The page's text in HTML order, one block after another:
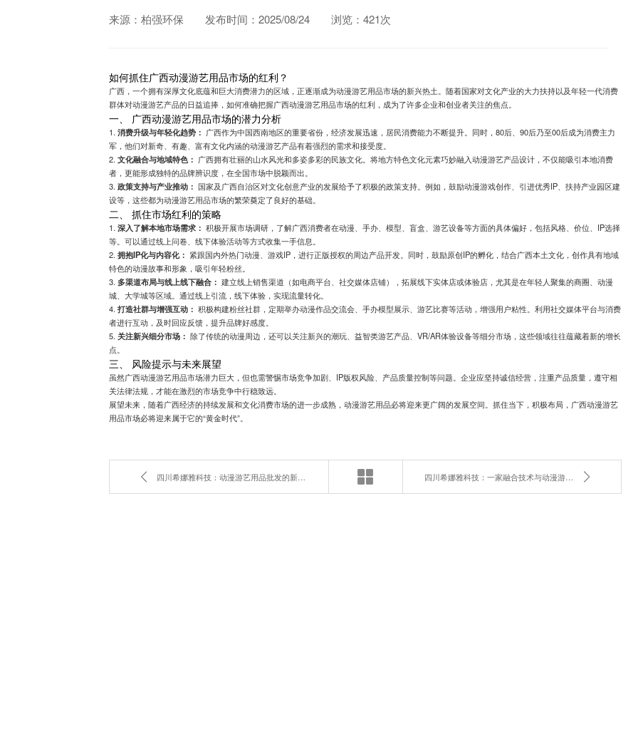
来源：柏强环保 发布时间：2025/08/24 浏览：421次
如何抓住广西动漫游艺用品市场的红利？
广西，一个拥有深厚文化底蕴和巨大消费潜力的区域，正逐渐成为动漫游艺用品市场的新兴热土。随着国家对文化产业的大力扶持以及年轻一代消费
群体对动漫游艺产品的日益追捧，如何准确把握广西动漫游艺用品市场的红利，成为了许多企业和创业者关注的焦点。
一、 广西动漫游艺用品市场的潜力分析
1.消费升级与年轻化趋势： 广西作为中国西南地区的重要省份，经济发展迅速，居民消费能力不断提升。同时，80后、90后乃至00后成为消费主力
军，他们对新奇、有趣、富有文化内涵的动漫游艺产品有着强烈的需求和接受度。
2.文化融合与地域特色： 广西拥有壮丽的山水风光和多姿多彩的民族文化。将地方特色文化元素巧妙融入动漫游艺产品设计，不仅能吸引本地消费
者，更能形成独特的品牌辨识度，在全国市场中脱颖而出。
3.政策支持与产业推动： 国家及广西自治区对文化创意产业的发展给予了积极的政策支持。例如，鼓励动漫游戏创作、引进优秀IP、扶持产业园区建
设等，这些都为动漫游艺用品市场的繁荣奠定了良好的基础。
二、 抓住市场红利的策略
1.深入了解本地市场需求： 积极开展市场调研，了解广西消费者在动漫、手办、模型、盲盒、游艺设备等方面的具体偏好，包括风格、价位、IP选择
等。可以通过线上问卷、线下体验活动等方式收集一手信息。
2.拥抱IP化与内容化： 紧跟国内外热门动漫、游戏IP，进行正版授权的周边产品开发。同时，鼓励原创IP的孵化，结合广西本土文化，创作具有地域
特色的动漫故事和形象，吸引年轻粉丝。
3. 多渠道布局与线上线下融合： 建立线上销售渠道（如电商平台、社交媒体店铺），拓展线下实体店或体验店，尤其是在年轻人聚集的商圈、动漫
城、大学城等区域。通过线上引流，线下体验，实现流量转化。
4.打造社群与增强互动： 积极构建粉丝社群，定期举办动漫作品交流会、手办模型展示、游艺比赛等活动，增强用户粘性。利用社交媒体平台与消费
者进行互动，及时回应反馈，提升品牌好感度。
5. 关注新兴细分市场： 除了传统的动漫周边，还可以关注新兴的潮玩、益智类游艺产品、VR/AR体验设备等细分市场，这些领域往往蕴藏着新的增长
点。
三、 风险提示与未来展望
虽然广西动漫游艺用品市场潜力巨大，但也需警惕市场竞争加剧、IP版权风险、产品质量控制等问题。企业应坚持诚信经营，注重产品质量，遵守相
关法律法规，才能在激烈的市场竞争中行稳致远。
展望未来，随着广西经济的持续发展和文化消费市场的进一步成熟，动漫游艺用品必将迎来更广阔的发展空间。抓住当下，积极布局，广西动漫游艺
用品市场必将迎来属于它的“黄金时代”。
四川希娜雅科技：动漫游艺用品批发的新选择？ 四川希娜雅科技：一家融合技术与动漫游艺的批发专家